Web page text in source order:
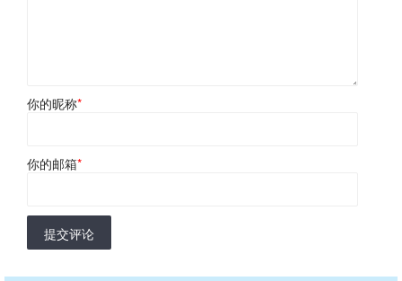
你的昵称*
你的邮箱*
提交评论